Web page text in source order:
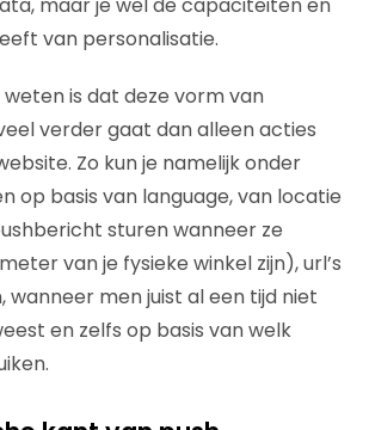
van personalisatie.
weten is dat deze vorm van
verder gaat dan alleen acties
Zo kun je namelijk onder
op basis van language, van locatie
sturen wanneer ze
van je fysieke winkel zijn), url’s
wanneer men juist al een tijd niet
en zelfs op basis van welk